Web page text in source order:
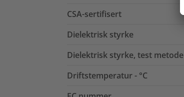
CSA-sertifisert
Dielektrisk styrke
Dielektrisk styrke, test metode
Driftstemperatur - °C